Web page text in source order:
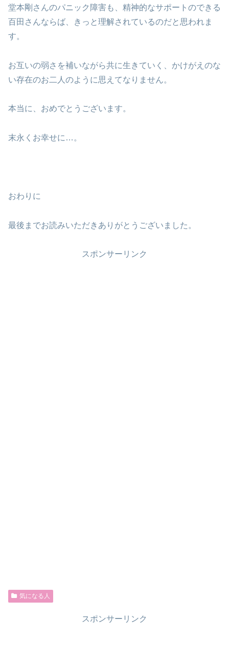
堂本剛さんのパニック障害も、精神的なサポートのできる
百田さんならば、きっと理解されているのだと思われま
す。
お互いの弱さを補いながら共に生きていく、かけがえのな
い存在のお二人のように思えてなりません。
本当に、おめでとうございます。
末永くお幸せに…。
おわりに
最後までお読みいただきありがとうございました。
スポンサーリンク
気になる人
スポンサーリンク